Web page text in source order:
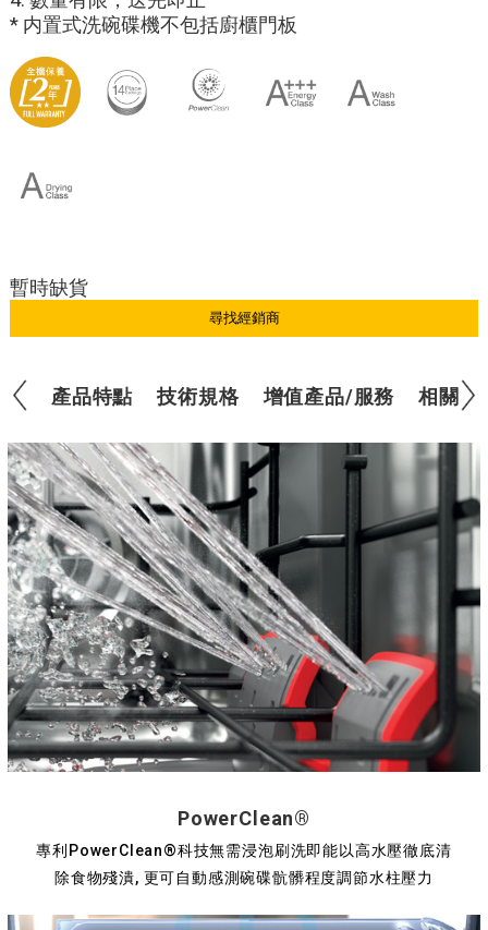
* 内置式洗碗碟機不包括廚櫃門板
暫時缺貨
尋找經銷商
產品特點 技術規格 增值產品/服務 相關產
PowerClean®
專利PowerClean®科技無需浸泡刷洗即能以高水壓徹底清
除食物殘潰, 更可自動感測碗碟骯髒程度調節水柱壓力